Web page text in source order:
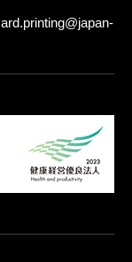
japan-